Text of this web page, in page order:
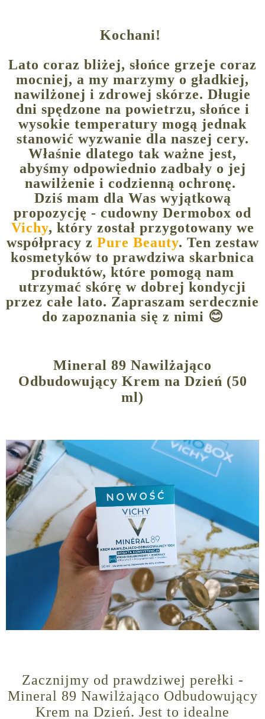
Kochani!
Lato coraz bliżej, słońce grzeje coraz
mocniej, a my marzymy o gładkiej,
nawilżonej i zdrowej skórze. Długie
dni spędzone na powietrzu, słońce i
wysokie temperatury mogą jednak
stanowić wyzwanie dla naszej cery.
Właśnie dlatego tak ważne jest,
abyśmy odpowiednio zadbały o jej
nawilżenie i codzienną ochronę.
Dziś mam dla Was wyjątkową
propozycję - cudowny Dermobox od
Vichy, który został przygotowany we
współpracy z Pure Beauty. Ten zestaw
kosmetyków to prawdziwa skarbnica
produktów, które pomogą nam
utrzymać skórę w dobrej kondycji
przez całe lato. Zapraszam serdecznie
do zapoznania się z nimi 😊
Mineral 89 Nawilżająco
Odbudowujący Krem na Dzień (50
ml)
Zacznijmy od prawdziwej perełki -
Mineral 89 Nawilżająco Odbudowujący
Krem na Dzień. Jest to idealne